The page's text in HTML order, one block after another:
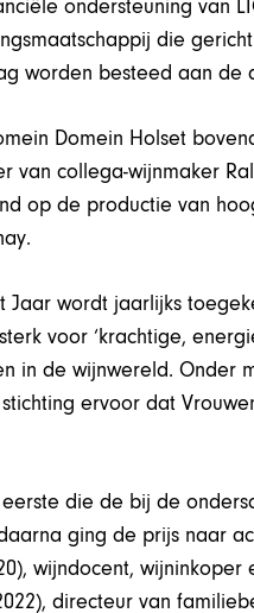
ondersteuning van
die
worden besteed aan de
Domein Holset
van collega-wijnmaker
op de productie van
Jaar wordt jaarlijks
voor ‘krachtige,
in de wijnwereld. Onder
ervoor dat
die de bij de
ging de prijs naar
wijndocent,
directeur van